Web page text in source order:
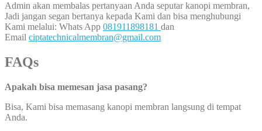
Admin akan membalas pertanyaan Anda seputar kanopi membran,
Jadi jangan segan bertanya kepada Kami dan bisa menghubungi
Kami melalui: Whats App 081911898181 dan
Email ciptatechnicalmembran@gmail.com
FAQs
Apakah bisa memesan jasa pasang?
Bisa, Kami bisa memasang kanopi membran langsung di tempat
Anda.